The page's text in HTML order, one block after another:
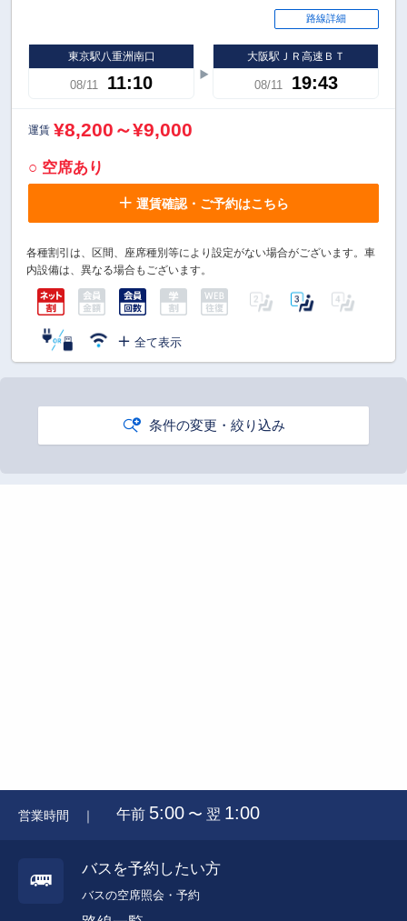
路線詳細
東京駅八重洲南口
08/11 11:10
大阪駅ＪＲ高速ＢＴ
08/11 19:43
運賃 ¥8,200～¥9,000
○ 空席あり
運賃確認・ご予約はこちら
各種割引は、区間、座席種別等により設定がない場合がございます。車
内設備は、異なる場合もございます。
全て表示
条件の変更・絞り込み
営業時間 ｜ 午前 5:00 〜 翌 1:00
バスを予約したい方
バスの空席照会・予約